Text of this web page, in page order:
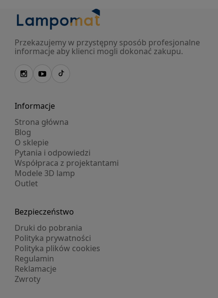
Przekazujemy w przystępny sposób profesjonalne
informacje aby klienci mogli dokonać zakupu.
Informacje
Strona główna
Blog
O sklepie
Pytania i odpowiedzi
Współpraca z projektantami
Modele 3D lamp
Outlet
Bezpieczeństwo
Druki do pobrania
Polityka prywatności
Polityka plików cookies
Regulamin
Reklamacje
Zwroty